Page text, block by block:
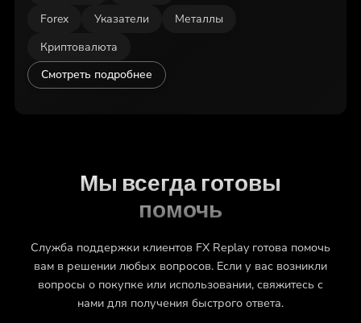
Forex
Указатели
Металлы
Криптовалюта
Смотреть подробнее
Мы всегда готовы
помочь
Служба поддержки клиентов FX Replay готова помочь
вам в решении любых вопросов. Если у вас возникли
вопросы о покупке или использовании, свяжитесь с
нами для получения быстрого ответа.